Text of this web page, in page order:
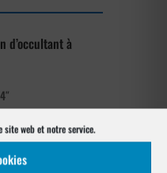
web et notre service.
d’occultant à
»